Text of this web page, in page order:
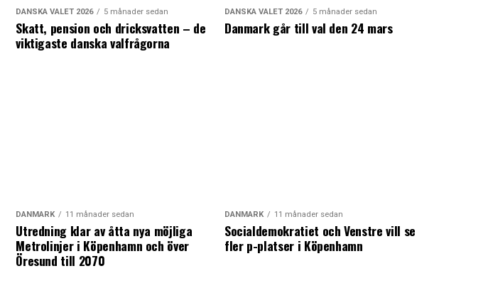
DANSKA VALET 2026 5 månader sedan
Skatt, pension och dricksvatten – de
viktigaste danska valfrågorna
DANSKA VALET 2026 5 månader sedan
Danmark går till val den 24 mars
DANMARK 11 månader sedan
Utredning klar av åtta nya möjliga
Metrolinjer i Köpenhamn och över
Öresund till 2070
DANMARK 11 månader sedan
Socialdemokratiet och Venstre vill se
fler p-platser i Köpenhamn